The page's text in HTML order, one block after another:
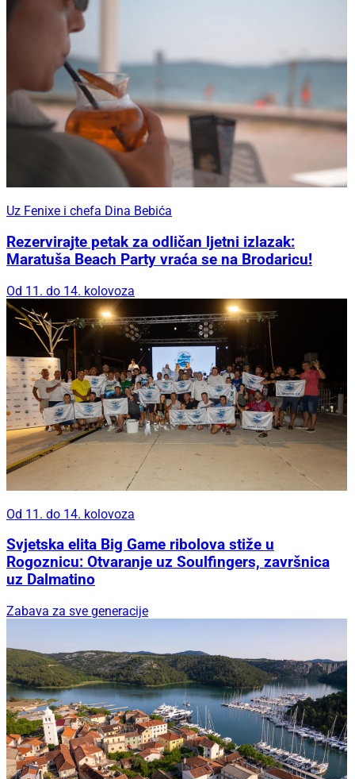
Uz Fenixe i chefa Dina Bebića
Rezervirajte petak za odličan ljetni izlazak:
Maratuša Beach Party vraća se na Brodaricu!
Od 11. do 14. kolovoza
Od 11. do 14. kolovoza
Svjetska elita Big Game ribolova stiže u
Rogoznicu: Otvaranje uz Soulfingers, završnica
uz Dalmatino
Zabava za sve generacije